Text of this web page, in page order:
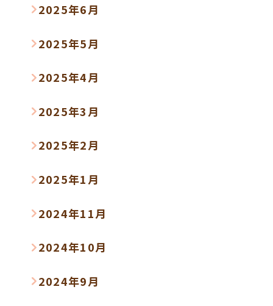
2025年6月
2025年5月
2025年4月
2025年3月
2025年2月
2025年1月
2024年11月
2024年10月
2024年9月